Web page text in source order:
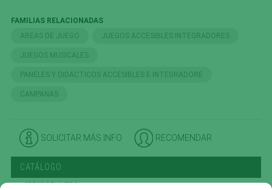
FAMILIAS RELACIONADAS
AREAS DE JUEGO
JUEGOS ACCESIBLES INTEGRADORES
JUEGOS MUSICALES
PANELES Y DIDACTICOS ACCESIBLES E INTEGRADORE
CAMPANAS
SOLICITAR MÁS INFO RECOMENDAR
CATÁLOGO
AREAS DE JUEGO